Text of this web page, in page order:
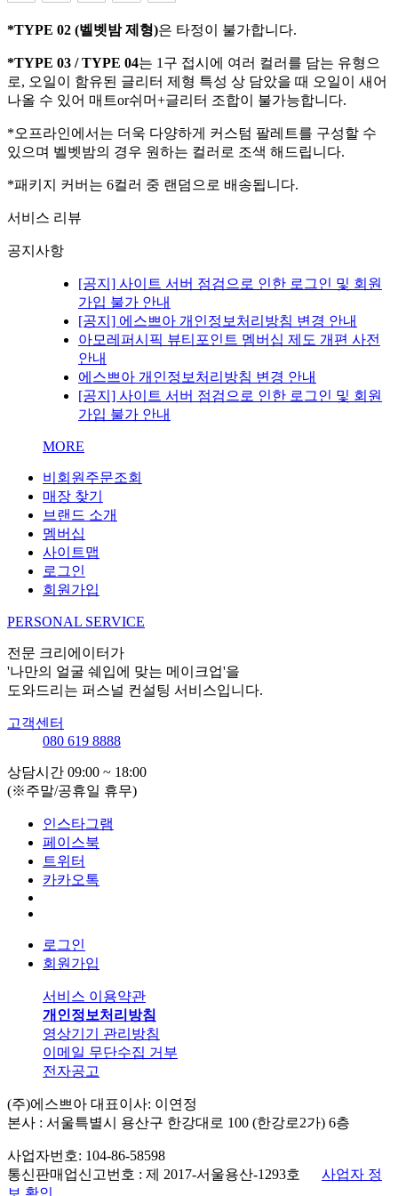
*TYPE 02 (벨벳밤 제형)은 타정이 불가합니다.
*TYPE 03 / TYPE 04는 1구 접시에 여러 컬러를 담는 유형으
로, 오일이 함유된 글리터 제형 특성 상 담았을 때 오일이 새어
나올 수 있어 매트or쉬머+글리터 조합이 불가능합니다.
*오프라인에서는 더욱 다양하게 커스텀 팔레트를 구성할 수
있으며 벨벳밤의 경우 원하는 컬러로 조색 해드립니다.
*패키지 커버는 6컬러 중 랜덤으로 배송됩니다.
서비스 리뷰
공지사항
[공지] 사이트 서버 점검으로 인한 로그인 및 회원
가입 불가 안내
[공지] 에스쁘아 개인정보처리방침 변경 안내
아모레퍼시픽 뷰티포인트 멤버십 제도 개편 사전
안내
에스쁘아 개인정보처리방침 변경 안내
[공지] 사이트 서버 점검으로 인한 로그인 및 회원
가입 불가 안내
MORE
비회원주문조회
매장 찾기
브랜드 소개
멤버십
사이트맵
로그인
회원가입
PERSONAL SERVICE
전문 크리에이터가
'나만의 얼굴 쉐입에 맞는 메이크업'을
도와드리는 퍼스널 컨설팅 서비스입니다.
고객센터
080 619 8888
상담시간 09:00 ~ 18:00
(※주말/공휴일 휴무)
인스타그램
페이스북
트위터
카카오톡
로그인
회원가입
서비스 이용약관
개인정보처리방침
영상기기 관리방침
이메일 무단수집 거부
전자공고
(주)에스쁘아 대표이사: 이연정
본사 : 서울특별시 용산구 한강대로 100 (한강로2가) 6층
사업자번호: 104-86-58598
통신판매업신고번호 : 제 2017-서울용산-1293호 사업자 정
보 확인